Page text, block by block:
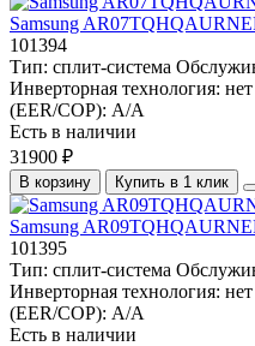
Samsung
101394
Тип: сплит-система
Инверторная технология: нет
(EER/COP): A/A
Есть в наличии
31900 ₽
В корзину Купить в 1 клик
Samsung
101395
Тип: сплит-система
Инверторная технология: нет
(EER/COP): A/A
Есть в наличии